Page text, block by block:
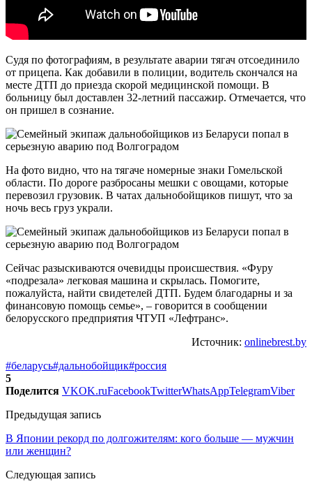
Судя по фотографиям, в результате аварии тягач отсоединило
от прицепа. Как добавили в полиции, водитель скончался на
месте ДТП до приезда скорой медицинской помощи. В
больницу был доставлен 32-летний пассажир. Отмечается, что
он пришел в сознание.
На фото видно, что на тягаче номерные знаки Гомельской
области. По дороге разбросаны мешки с овощами, которые
перевозил грузовик. В чатах дальнобойщиков пишут, что за
ночь весь груз украли.
Сейчас разыскиваются очевидцы происшествия. «Фуру
«подрезала» легковая машина и скрылась. Помогите,
пожалуйста, найти свидетелей ДТП. Будем благодарны и за
финансовую помощь семье», – говорится в сообщении
белорусского предприятия ЧТУП «Лефтранс».
Источник: onlinebrest.by
#беларусь#дальнобойщик#россия
5
Поделится VKOK.ruFacebookTwitterWhatsAppTelegramViber
Предыдущая запись
В Японии рекорд по долгожителям: кого больше — мужчин
или женщин?
Следующая запись